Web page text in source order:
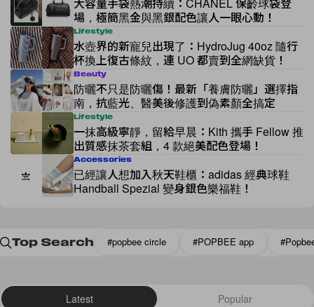
大容量手袋熱潮持續：CHANEL 保齡球袋登
場，極簡黑金與黑銀配色讓人一眼心動！
Lifestyle
水壺界的新寵兒出現了：HydroJug 40oz 隨行
杯換上復古條紋，連 UO 都賣到全網缺貨！
Beauty
防曬不只是防曬傷！最新「養膚防曬」選擇指
南，抗藍光、醫美後修護到偽素顏全搞定
Lifestyle
一抹高級寧靜，留給早晨：Kith 攜手 Fellow 推
出質感抹茶套組，4 款絕美配色登場！
Accessories
已經讓人想加入秋天鞋櫃：adidas 經典球鞋
Handball Spezial 變身銀色樂福鞋！
Top Search #popbee circle #POPBEE app
Latest Popular